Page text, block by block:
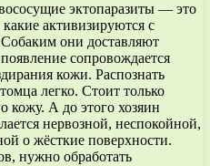
эктопаразиты — это
активизируются с
Собаким они доставляют
сопровождается
кожи. Распознать
легко. Стоит только
кожу. А до этого хозяин
нервозной, неспокойной,
о жёсткие поверхности.
нужно обработать